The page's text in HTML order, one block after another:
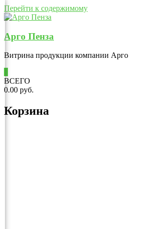
Перейти к содержимому
Арго Пенза
Витрина продукции компании Арго
ВСЕГО
0.00 руб.
Корзина